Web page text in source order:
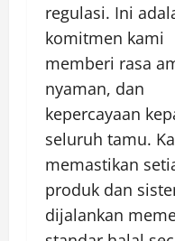
regulasi. Ini
komitmen kami
memberi rasa
nyaman, dan
kepercayaan
seluruh tamu.
memastikan
produk dan
dijalankan